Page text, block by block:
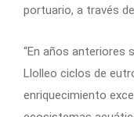
portuario, a través
“En años anteriores
Llolleo ciclos de
enriquecimiento